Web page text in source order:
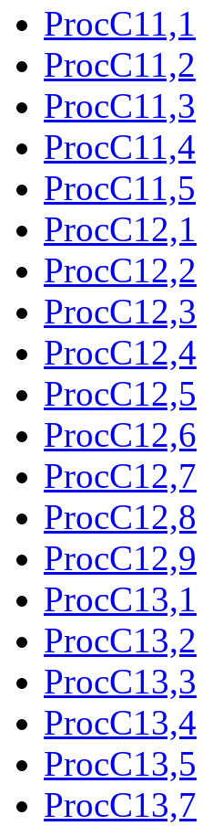
ProcC11,1
ProcC11,2
ProcC11,3
ProcC11,4
ProcC11,5
ProcC12,1
ProcC12,2
ProcC12,3
ProcC12,4
ProcC12,5
ProcC12,6
ProcC12,7
ProcC12,8
ProcC12,9
ProcC13,1
ProcC13,2
ProcC13,3
ProcC13,4
ProcC13,5
ProcC13,7